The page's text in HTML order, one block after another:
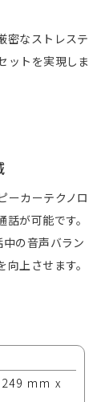
密なストレステ
ットを実現しま
ーカーテクノロ
が可能です。
の音声バラン
上させます。
mm x